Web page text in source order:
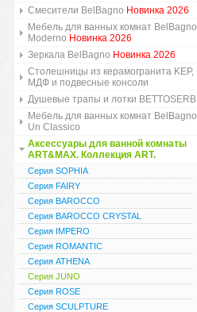
Смесители BelBagno Новинка 2026
Мебель для ванных комнат BelBagno
Moderno Новинка 2026
Зеркала BelBagno Новинка 2026
Столешницы из керамогранита KEP,
МДФ и подвесные консоли
Душевые трапы и лотки BETTOSERB
Мебель для ванных комнат BelBagno
Un Classico
Аксессуары для ванной комнаты
ART&MAX. Коллекция ART.
Серия SOPHIA
Серия FAIRY
Серия BAROCCO
Серия BAROCCO CRYSTAL
Серия IMPERO
Серия ROMANTIC
Серия ATHENA
Серия JUNO
Серия ROSE
Серия SCULPTURE